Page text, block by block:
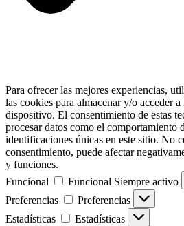
Para ofrecer las mejores experiencias,
las cookies para almacenar y/o acceder
dispositivo. El consentimiento de estas
procesar datos como el comportamiento
identificaciones únicas en este sitio. No
consentimiento, puede afectar
y funciones.
Funcional
Funcional Siempre activo
Preferencias
Preferencias
Estadísticas
Estadísticas